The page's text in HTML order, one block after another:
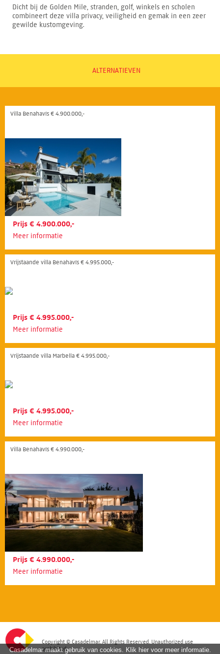
Dicht bij de Golden Mile, stranden, golf, winkels en scholen
combineert deze villa privacy, veiligheid en gemak in een zeer
gewilde kustomgeving.
ALTERNATIEVEN
Villa Benahavís € 4.900.000,-
Prijs € 4.900.000,-
Meer informatie
Vrijstaande villa Benahavís € 4.995.000,-
Prijs € 4.995.000,-
Meer informatie
Vrijstaande villa Marbella € 4.995.000,-
Prijs € 4.995.000,-
Meer informatie
Villa Benahavís € 4.990.000,-
Prijs € 4.990.000,-
Meer informatie
Copyright © Casadelmar. All Rights Reserved. Unauthorized use
prohibited.
Casadelmar maakt gebruik van cookies. Klik hier voor meer informatie.